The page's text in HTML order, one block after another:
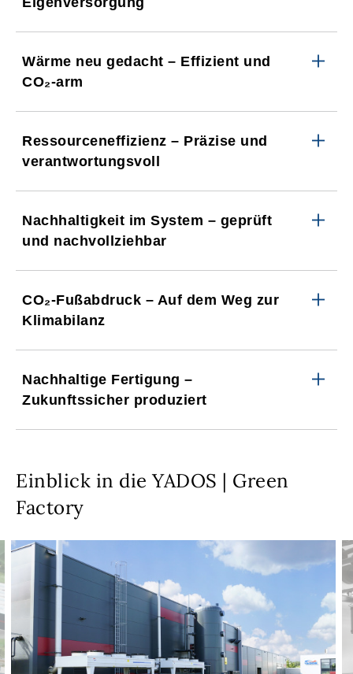
Wärme neu gedacht – Effizient und
CO₂-arm
Ressourceneffizienz – Präzise und
verantwortungsvoll
Nachhaltigkeit im System – geprüft
und nachvollziehbar
CO₂-Fußabdruck – Auf dem Weg zur
Klimabilanz
Nachhaltige Fertigung –
Zukunftssicher produziert
Einblick in die YADOS | Green
Factory